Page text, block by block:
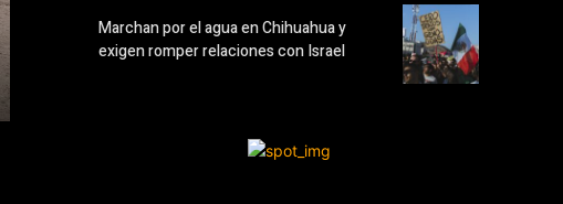
Marchan por el agua en Chihuahua y
exigen romper relaciones con Israel